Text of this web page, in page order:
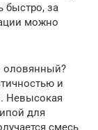
быстро, за
можно
оловянный?
и
Невысокая
для
смесь